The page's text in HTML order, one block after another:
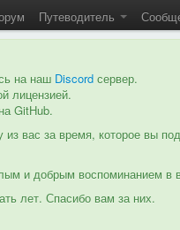
Путеводитель
на наш Discord сервер.
лицензией.
GitHub.
вас за время, которое вы
и добрым воспоминанием
лет. Спасибо вам за них.